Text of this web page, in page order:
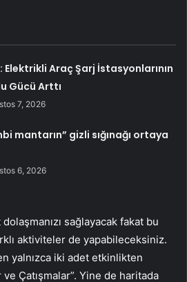
Elektrikli Araç Şarj İstasyonlarının
Gücü Arttı
7, 2026
mantarın” gizli sığınağı ortaya
6, 2026
sağlayacak fakat bu
aktiviteler de yapabileceksiniz.
yalnızca iki adet etkinlikten
Çatışmalar”. Yine de haritada